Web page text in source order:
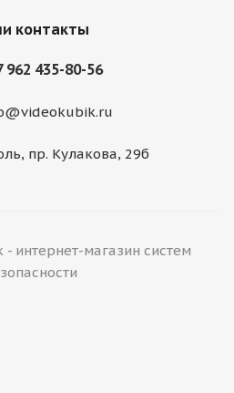
контакты
962 435-80-56
​пр. Кулакова, 29б
интернет-магазин систем